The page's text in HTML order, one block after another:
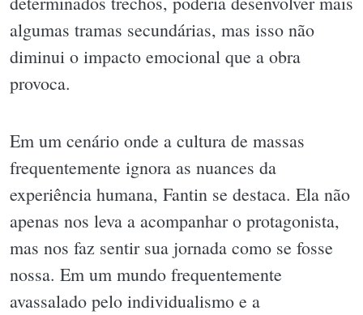
algumas tramas secundárias, mas isso não
diminui o impacto emocional que a obra
provoca.
Em um cenário onde a cultura de massas
frequentemente ignora as nuances da
experiência humana, Fantin se destaca. Ela não
apenas nos leva a acompanhar o protagonista,
mas nos faz sentir sua jornada como se fosse
nossa. Em um mundo frequentemente
avassalado pelo individualismo e a